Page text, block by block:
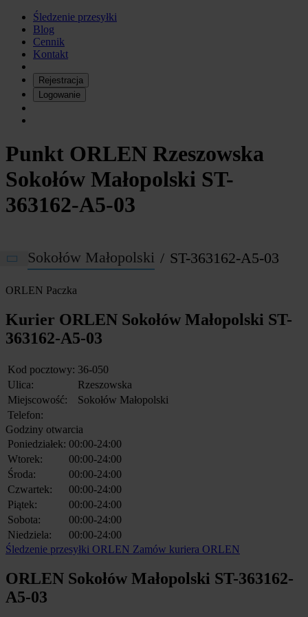
Śledzenie przesyłki
Blog
Cennik
Kontakt
Rejestracja
Logowanie
Punkt ORLEN Rzeszowska
Sokołów Małopolski ST-
363162-A5-03
Sokołów Małopolski ST-363162-A5-03
ORLEN Paczka
Kurier ORLEN Sokołów Małopolski ST-
363162-A5-03
Kod pocztowy: 36-050
Ulica:
Rzeszowska
Miejscowość:
Sokołów Małopolski
Telefon:
Godziny otwarcia
Poniedziałek: 00:00-24:00
Wtorek:
00:00-24:00
Środa:
00:00-24:00
Czwartek:
00:00-24:00
Piątek:
00:00-24:00
Sobota:
00:00-24:00
Niedziela:
00:00-24:00
Śledzenie przesyłki ORLEN Zamów kuriera ORLEN
ORLEN Sokołów Małopolski ST-363162-
A5-03